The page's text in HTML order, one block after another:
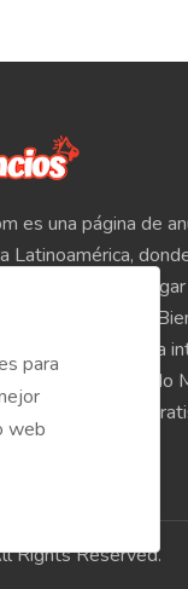
es una página de
Latinoamérica,
Motocicletas,
Electrónicos,
etc. Empieza a
vendedores de todo
es totalmente
Rights Reserved.
para
web